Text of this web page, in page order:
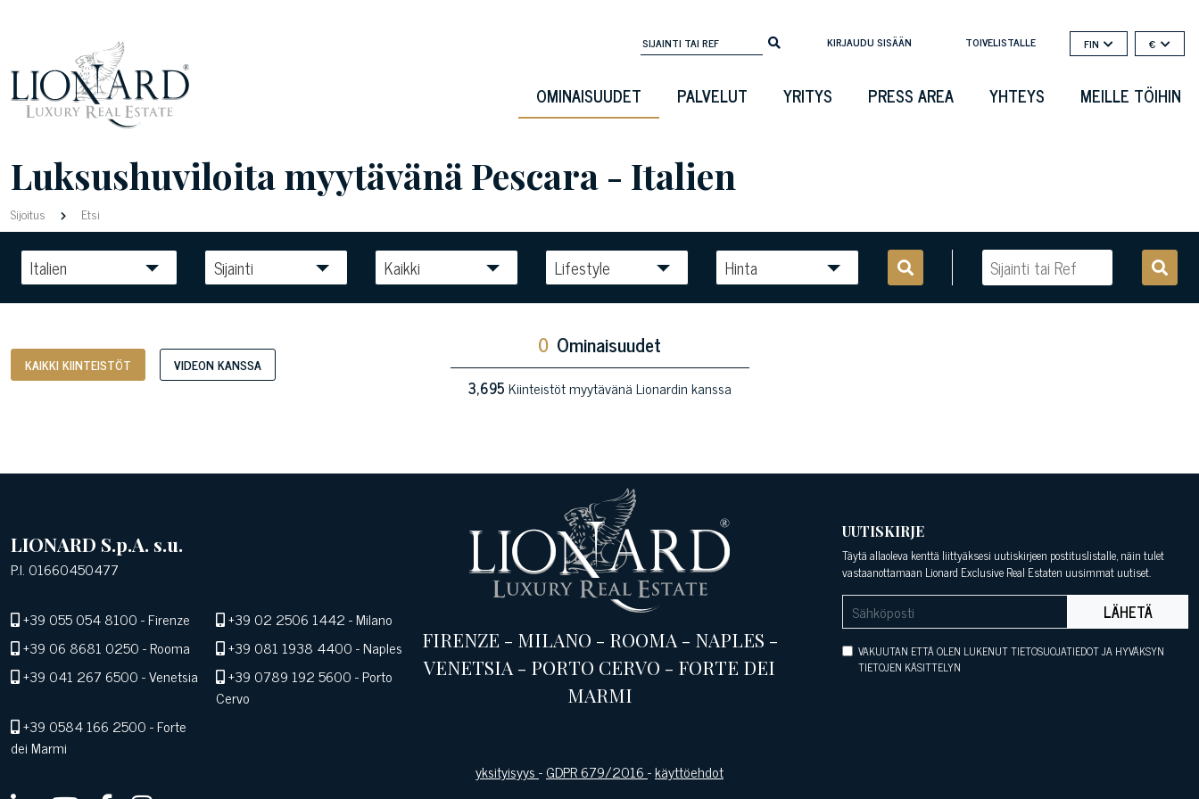
KIRJAUDU SISÄÄN TOIVELISTALLE FIN €
OMINAISUUDET PALVELUT YRITYS PRESS AREA YHTEYS MEILLE TÖIHIN
Luksushuviloita myytävänä Pescara - Italien
Sijoitus Etsi
Italien Sijainti Kaikki Lifestyle Hinta
KAIKKI KIINTEISTÖT VIDEON KANSSA
0 Ominaisuudet
3,695Kiinteistöt myytävänä Lionardin kanssa
LIONARD S.p.A. s.u.
P.I. 01660450477
+39 055 054 8100- Firenze +39 02 2506 1442- Milano
+39 06 8681 0250- Rooma +39 081 1938 4400- Naples
+39 041 267 6500- Venetsia +39 0789 192 5600- Porto
Cervo
+39 0584 166 2500- Forte
dei Marmi
FIRENZE - MILANO - ROOMA - NAPLES -
VENETSIA - PORTO CERVO - FORTE DEI
MARMI
yksityisyys-GDPR 679/2016-käyttöehdot
UUTISKIRJE
Täytä allaoleva kenttä liittyäksesi uutiskirjeen postituslistalle, näin tulet
vastaanottamaan Lionard Exclusive Real Estaten uusimmat uutiset.
LÄHETÄ
VAKUUTAN ETTÄ OLEN LUKENUT TIETOSUOJATIEDOT JA HYVÄKSYN
TIETOJEN KÄSITTELYN